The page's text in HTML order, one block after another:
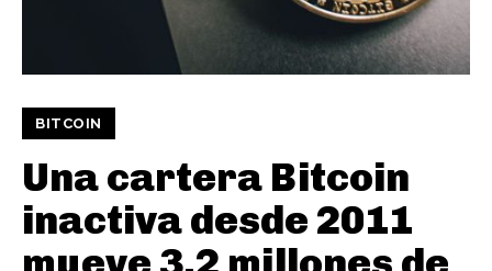
BITCOIN
Una cartera Bitcoin
inactiva desde 2011